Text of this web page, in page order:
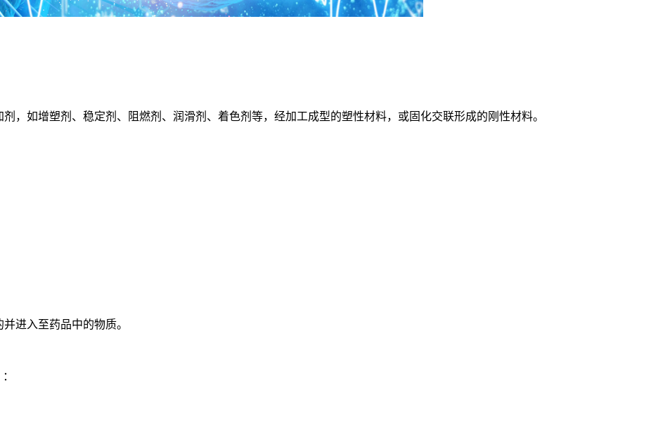
如增塑剂、稳定剂、阻燃剂、润滑剂、着色剂等，经加工成型的塑性材料，或固化交联形成的刚性材料。
进入至药品中的物质。